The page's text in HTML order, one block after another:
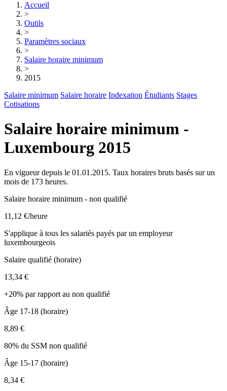
Accueil
>
Outils
>
Paramètres sociaux
>
Salaire horaire minimum
>
2015
Salaire minimum Salaire horaire Indexation Étudiants Stages
Cotisations
Salaire horaire minimum -
Luxembourg 2015
En vigueur depuis le 01.01.2015. Taux horaires bruts basés sur un
mois de 173 heures.
Salaire horaire minimum - non qualifié
11,12 €/heure
S'applique à tous les salariés payés par un employeur
luxembourgeois
Salaire qualifié (horaire)
13,34 €
+20% par rapport au non qualifié
Âge 17-18 (horaire)
8,89 €
80% du SSM non qualifié
Âge 15-17 (horaire)
8,34 €